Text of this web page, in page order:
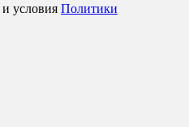
и условия Политики